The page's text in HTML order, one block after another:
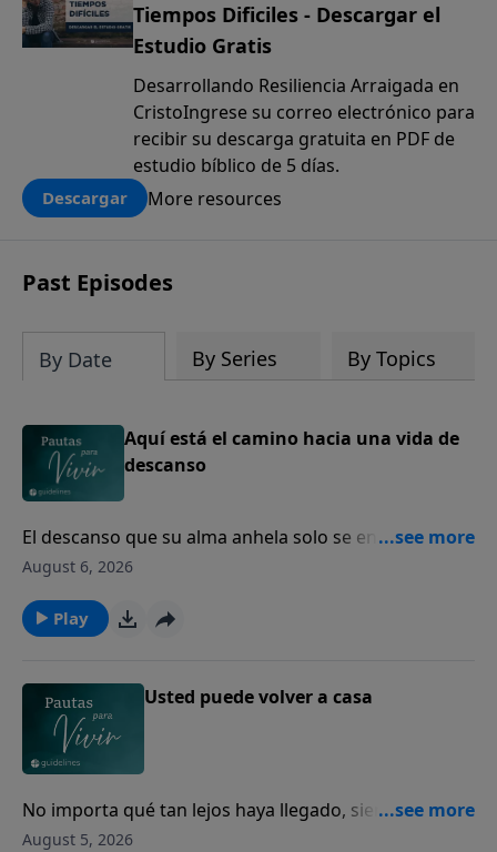
Tiempos Dificiles - Descargar el
Estudio Gratis
Desarrollando Resiliencia Arraigada en
CristoIngrese su correo electrónico para
recibir su descarga gratuita en PDF de
estudio bíblico de 5 días.
Descargar More resources
Past Episodes
By Date By Series By Topics
Aquí está el camino hacia una vida de
descanso
El descanso que su alma anhela solo se encuentra en
Dios.
August 6, 2026
Play
Usted puede volver a casa
No importa qué tan lejos haya llegado, siempre
puede volver a casa con Dios.
August 5, 2026